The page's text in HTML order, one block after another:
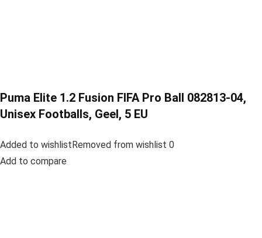
Puma Elite 1.2 Fusion FIFA Pro Ball 082813-04,
Unisex Footballs, Geel, 5 EU
Added to wishlistRemoved from wishlist 0
Add to compare